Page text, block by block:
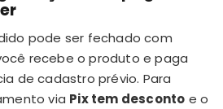
pode ser fechado com
recebe o produto e paga
de cadastro prévio. Para
via Pix tem desconto e o